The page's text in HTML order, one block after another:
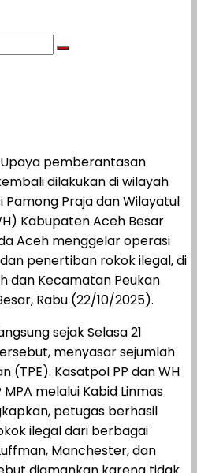
pemberantasan
dilakukan di wilayah
Pamong Praja dan Wilayatul
Kabupaten Aceh Besar
Aceh menggelar operasi
penertiban rokok ilegal, di
dan Kecamatan Peukan
Rabu (22/10/2025).
sejak Selasa 21
menyasar sejumlah
(TPE). Kasatpol PP dan WH
melalui Kabid Linmas
petugas berhasil
ilegal dari berbagai
Manchester, dan